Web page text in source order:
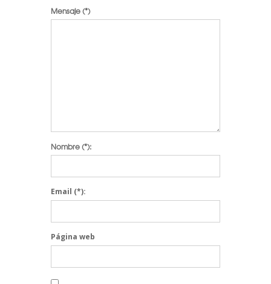
Mensaje(*)
Nombre(*):
Email (*):
Página web